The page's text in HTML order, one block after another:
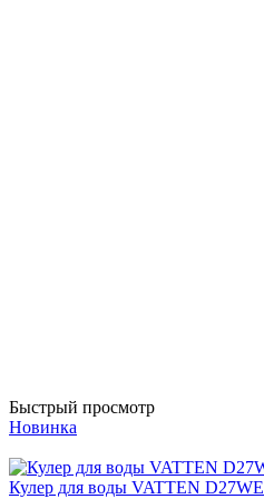
Быстрый просмотр
Новинка
Кулер для воды VATTEN D27WE